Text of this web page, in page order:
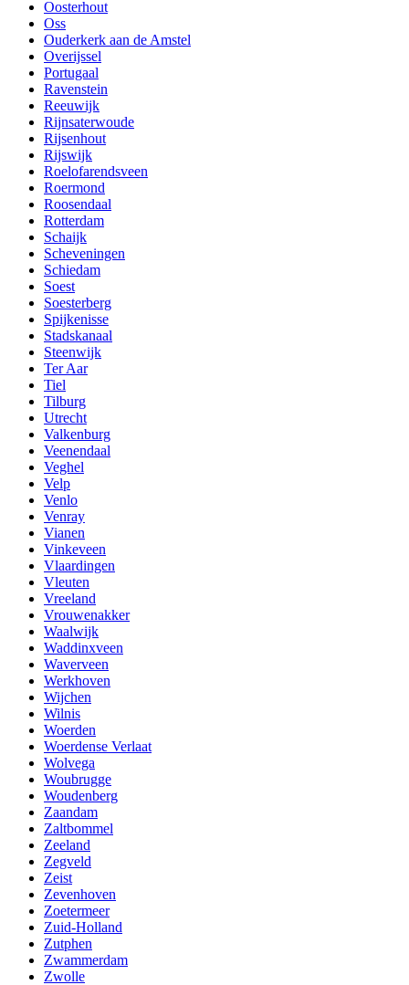
Oosterhout
Oss
Ouderkerk aan de Amstel
Overijssel
Portugaal
Ravenstein
Reeuwijk
Rijnsaterwoude
Rijsenhout
Rijswijk
Roelofarendsveen
Roermond
Roosendaal
Rotterdam
Schaijk
Scheveningen
Schiedam
Soest
Soesterberg
Spijkenisse
Stadskanaal
Steenwijk
Ter Aar
Tiel
Tilburg
Utrecht
Valkenburg
Veenendaal
Veghel
Velp
Venlo
Venray
Vianen
Vinkeveen
Vlaardingen
Vleuten
Vreeland
Vrouwenakker
Waalwijk
Waddinxveen
Waverveen
Werkhoven
Wijchen
Wilnis
Woerden
Woerdense Verlaat
Wolvega
Woubrugge
Woudenberg
Zaandam
Zaltbommel
Zeeland
Zegveld
Zeist
Zevenhoven
Zoetermeer
Zuid-Holland
Zutphen
Zwammerdam
Zwolle